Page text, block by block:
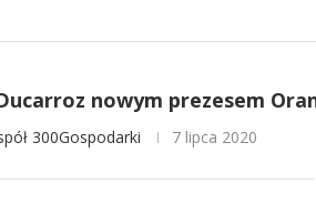
nowym prezesem
300Gospodarki 7 lipca 2020